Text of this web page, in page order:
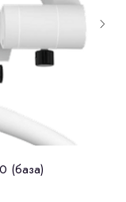
(база)